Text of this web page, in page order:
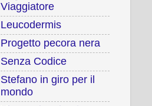
Viaggiatore
Leucodermis
Progetto pecora nera
Senza Codice
Stefano in giro per il
mondo